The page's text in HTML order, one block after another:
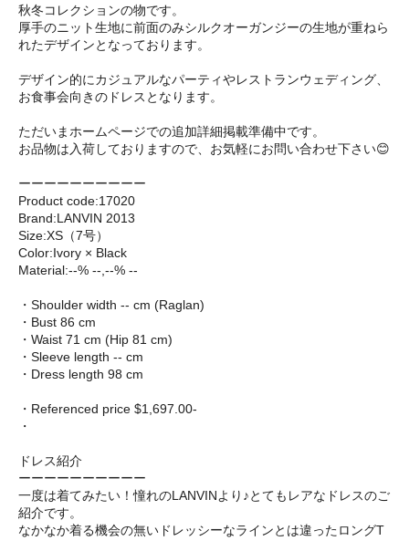
秋冬コレクションの物です。
厚手のニット生地に前面のみシルクオーガンジーの生地が重ねら
れたデザインとなっております。
デザイン的にカジュアルなパーティやレストランウェディング、
お食事会向きのドレスとなります。
ただいまホームページでの追加詳細掲載準備中です。
お品物は入荷しておりますので、お気軽にお問い合わせ下さい😊
ーーーーーーーーーー
Product code:17020
Brand:LANVIN 2013
Size:XS（7号）
Color:Ivory × Black
Material:--% --,--% --
・Shoulder width -- cm (Raglan)
・Bust 86 cm
・Waist 71 cm (Hip 81 cm)
・Sleeve length -- cm
・Dress length 98 cm
・Referenced price $1,697.00-
・
ドレス紹介
ーーーーーーーーーー
一度は着てみたい！憧れのLANVINより♪とてもレアなドレスのご
紹介です。
なかなか着る機会の無いドレッシーなラインとは違ったロングT